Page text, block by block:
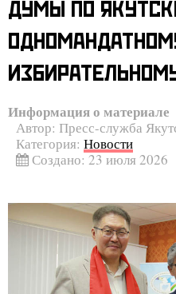
ДУМЫ ПО
Информация о материале
Автор: Пресс-служба
Категория: Новости
Создано: 23 июля 2026